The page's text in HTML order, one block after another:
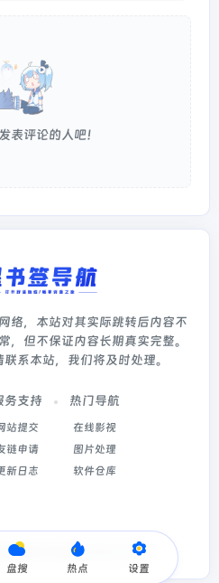
表评论的人吧！
盘搜 热点 设置
络，本站对其实际跳转后内容不
，但不保证内容长期真实完整。
系本站，我们将及时处理。
务支持
站提交
链申请
新日志
热门导航
在线影视
图片处理
软件仓库
导航 冀ICP备2022003214号-5